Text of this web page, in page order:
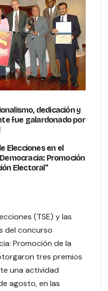
dedicación y
fue galardonado por
Elecciones en el
Promoción
Electoral’’
(TSE) y las
del concurso
Promoción de la
tres premios
una actividad
agosto, en las